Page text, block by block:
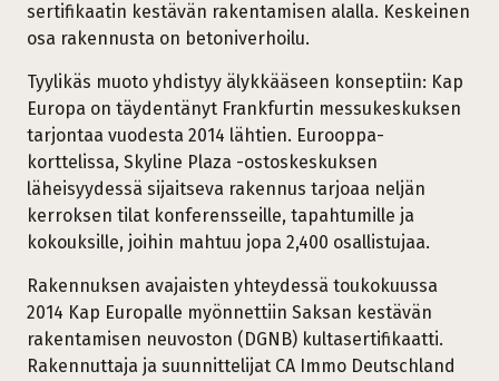
sertifikaatin kestävän rakentamisen alalla. Keskeinen
osa rakennusta on betoniverhoilu.
Tyylikäs muoto yhdistyy älykkääseen konseptiin: Kap
Europa on täydentänyt Frankfurtin messukeskuksen
tarjontaa vuodesta 2014 lähtien. Eurooppa-
korttelissa, Skyline Plaza -ostoskeskuksen
läheisyydessä sijaitseva rakennus tarjoaa neljän
kerroksen tilat konferensseille, tapahtumille ja
kokouksille, joihin mahtuu jopa 2,400 osallistujaa.
Rakennuksen avajaisten yhteydessä toukokuussa
2014 Kap Europalle myönnettiin Saksan kestävän
rakentamisen neuvoston (DGNB) kultasertifikaatti.
Rakennuttaja ja suunnittelijat CA Immo Deutschland